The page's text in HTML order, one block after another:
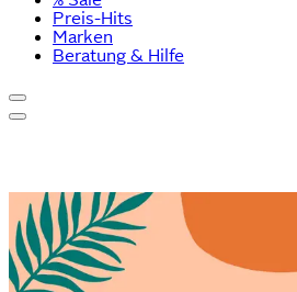
Preis-Hits
Marken
Beratung & Hilfe